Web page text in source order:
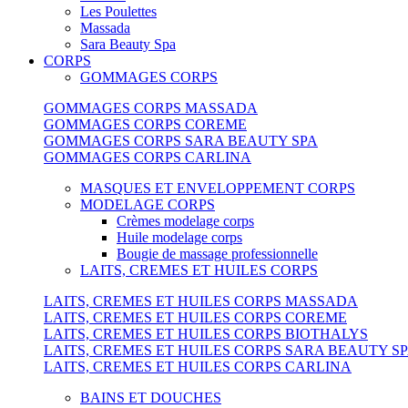
Les Poulettes
Massada
Sara Beauty Spa
CORPS
GOMMAGES CORPS
GOMMAGES CORPS MASSADA
GOMMAGES CORPS COREME
GOMMAGES CORPS SARA BEAUTY SPA
GOMMAGES CORPS CARLINA
MASQUES ET ENVELOPPEMENT CORPS
MODELAGE CORPS
Crèmes modelage corps
Huile modelage corps
Bougie de massage professionnelle
LAITS, CREMES ET HUILES CORPS
LAITS, CREMES ET HUILES CORPS MASSADA
LAITS, CREMES ET HUILES CORPS COREME
LAITS, CREMES ET HUILES CORPS BIOTHALYS
LAITS, CREMES ET HUILES CORPS SARA BEAUTY
LAITS, CREMES ET HUILES CORPS CARLINA
BAINS ET DOUCHES